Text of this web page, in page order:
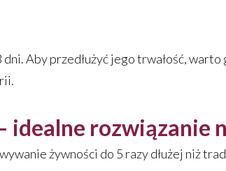
Aby przedłużyć jego trwałość,
idealne rozwiązanie
żywności do 5 razy dłużej niż